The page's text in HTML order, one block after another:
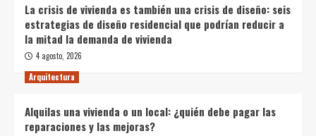
La crisis de vivienda es también una crisis de diseño: seis
estrategias de diseño residencial que podrían reducir a
la mitad la demanda de vivienda
4 agosto, 2026
Arquitectura
Alquilas una vivienda o un local: ¿quién debe pagar las
reparaciones y las mejoras?